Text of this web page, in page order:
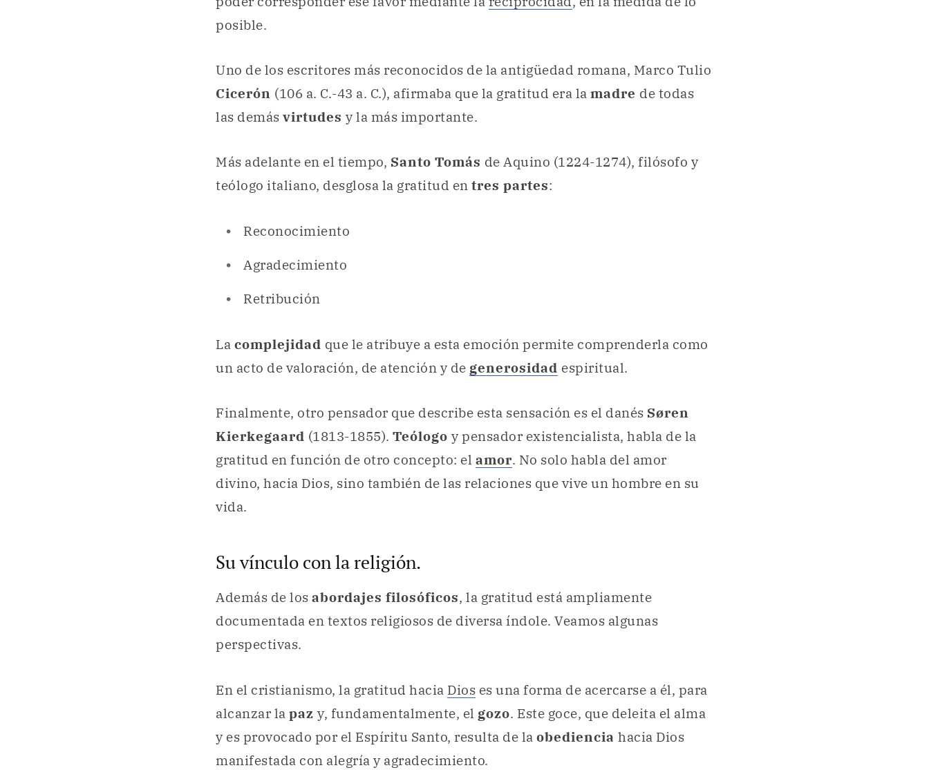
posible.
Uno de los escritores más reconocidos de la antigüedad romana, Marco Tulio
Cicerón (106 a. C.-43 a. C.), afirmaba que la gratitud era la madre de todas
las demás virtudes y la más importante.
Más adelante en el tiempo, Santo Tomás de Aquino (1224-1274), filósofo y
teólogo italiano, desglosa la gratitud en tres partes:
Reconocimiento
Agradecimiento
Retribución
La complejidad que le atribuye a esta emoción permite comprenderla como
un acto de valoración, de atención y de generosidad espiritual.
Finalmente, otro pensador que describe esta sensación es el danés Søren
Kierkegaard (1813-1855). Teólogo y pensador existencialista, habla de la
gratitud en función de otro concepto: el amor. No solo habla del amor
divino, hacia Dios, sino también de las relaciones que vive un hombre en su
vida.
Su vínculo con la religión.
Además de los abordajes filosóficos, la gratitud está ampliamente
documentada en textos religiosos de diversa índole. Veamos algunas
perspectivas.
En el cristianismo, la gratitud hacia Dios es una forma de acercarse a él, para
alcanzar la paz y, fundamentalmente, el gozo. Este goce, que deleita el alma
y es provocado por el Espíritu Santo, resulta de la obediencia hacia Dios
manifestada con alegría y agradecimiento.